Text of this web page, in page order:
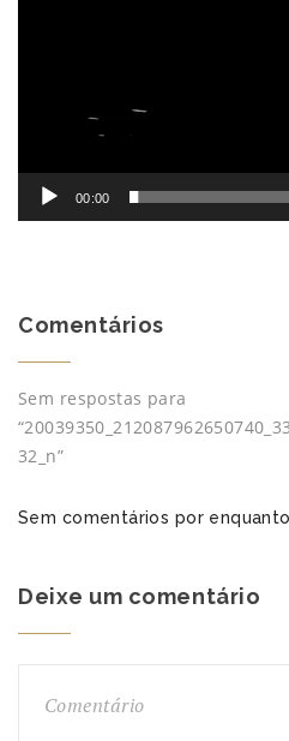
00:00
Comentários
Sem respostas para
32_n”
Sem comentários por
Deixe um comentário